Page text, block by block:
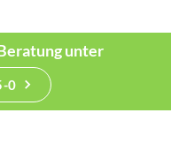
unter
0